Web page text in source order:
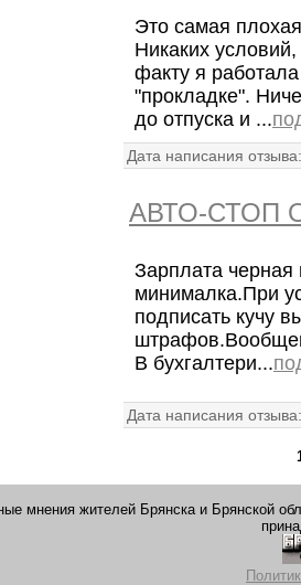
Это самая
Никаких
факту я
"прокладке".
до отпуска и ...
Дата написания отзыва:
АВТО-СТОП
Зарплата
минималка.При
подписать кучу
В бухгалтери...
Дата написания отзыва:
мнения жителей Брянска и Брянской